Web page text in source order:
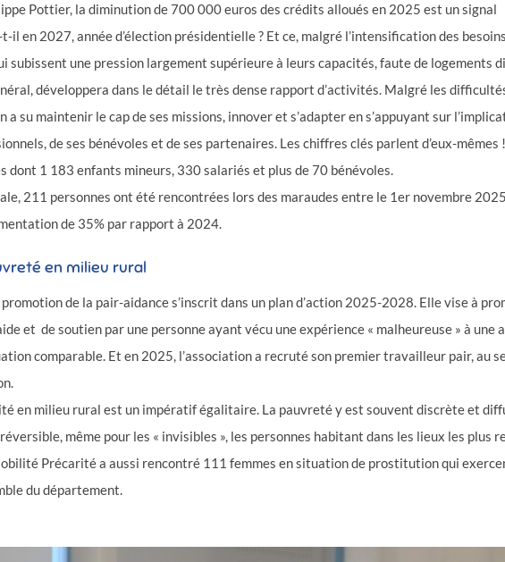
Pottier, la diminution de 700 000 euros des crédits alloués en 2025 est un signal
t-il en 2027, année d’élection présidentielle ? Et ce, malgré l’intensification des
subissent une pression largement supérieure à leurs capacités, faute de logements
développera dans le détail le très dense rapport d’activités. Malgré les
a su maintenir le cap de ses missions, innover et s’adapter en s’appuyant sur
de ses bénévoles et de ses partenaires. Les chiffres clés parlent d’eux-mêmes
dont 1 183 enfants mineurs, 330 salariés et plus de 70 bénévoles.
211 personnes ont été rencontrées lors des maraudes entre le 1er novembre
de 35% par rapport à 2024.
en milieu rural
de la pair-aidance s’inscrit dans un plan d’action 2025-2028. Elle vise à
et de soutien par une personne ayant vécu une expérience « malheureuse » à une
comparable. Et en 2025, l’association a recruté son premier travailleur pair, au
en milieu rural est un impératif égalitaire. La pauvreté y est souvent discrète et
même pour les « invisibles », les personnes habitant dans les lieux les plus
Précarité a aussi rencontré 111 femmes en situation de prostitution qui
du département.